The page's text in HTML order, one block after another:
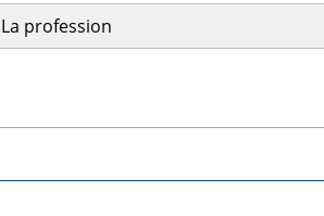
La profession